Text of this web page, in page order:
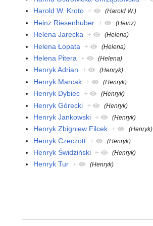
Harold W. Kroto + (Harold W.)
Heinz Riesenhuber + (Heinz)
Helena Jarecka + (Helena)
Helena Łopata + (Helena)
Helena Pitera + (Helena)
Henryk Adrian + (Henryk)
Henryk Marcak + (Henryk)
Henryk Dybiec + (Henryk)
Henryk Górecki + (Henryk)
Henryk Jankowski + (Henryk)
Henryk Zbigniew Filcek + (Henryk)
Henryk Czeczott + (Henryk)
Henryk Świdziński + (Henryk)
Henryk Tur + (Henryk)